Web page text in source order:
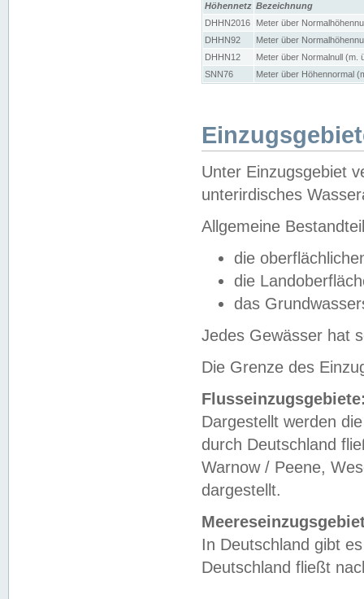
Höhennetz Bezeichnung
DHHN2016
Meter über
DHHN92
Meter über
DHHN12
Meter über Normalnull (m.
SNN76
Meter über Höhennormal
Unter Einzugsgebiet
unterirdisches
Allgemeine
die
die
das
Jedes Gewässer hat
Die Grenze des
Dargestellt werden
durch Deutschland
Warnow / Peene,
dargestellt.
In Deutschland gibt
Deutschland fließt